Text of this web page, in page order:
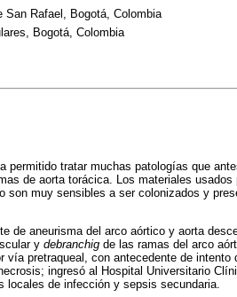
Rafael, Bogotá, Colombia
Bogotá, Colombia
tratar muchas patologías que
de aorta torácica. Los materiales usados
muy sensibles a ser colonizados y
de aneurisma del arco aórtico y aorta
y debranchig de las ramas del arco
pretraqueal, con antecedente de intento
ingresó al Hospital Universitario
de infección y sepsis secundaria.